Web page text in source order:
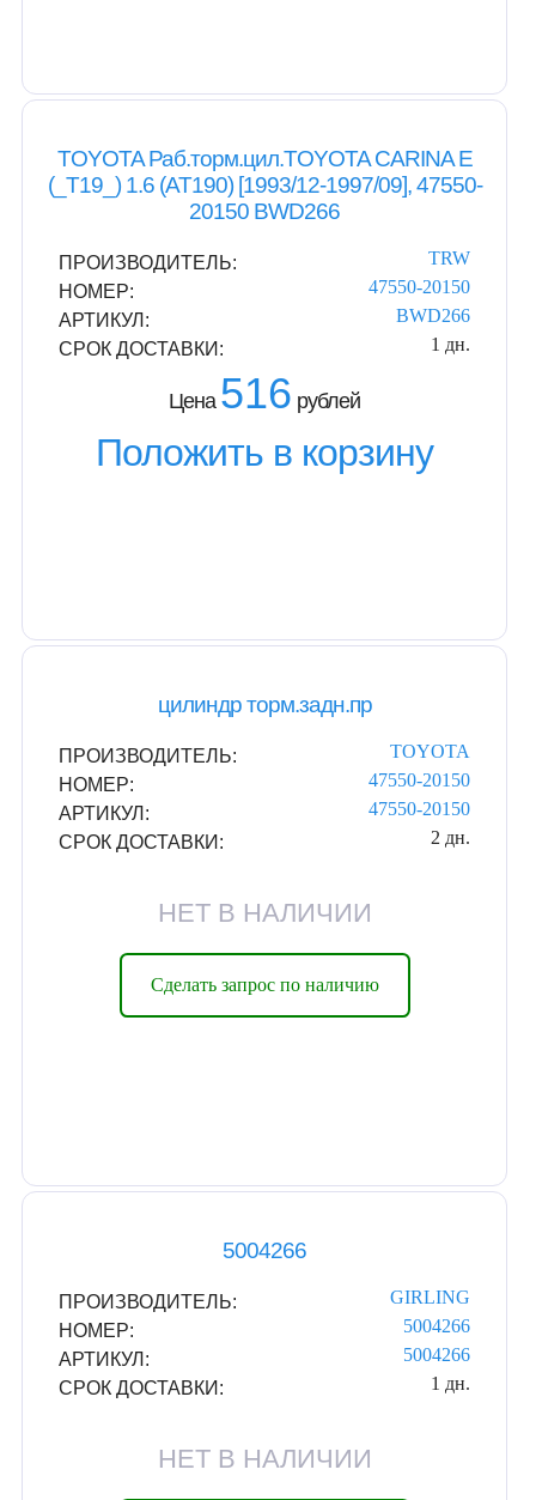
TOYOTA Раб.торм.цил.TOYOTA CARINA E
(_T19_) 1.6 (AT190) [1993/12-1997/09], 47550-
20150 BWD266
ПРОИЗВОДИТЕЛЬ:
TRW
НОМЕР:
47550-20150
АРТИКУЛ:
BWD266
СРОК ДОСТАВКИ:
1 дн.
Цена 516 рублей
Положить в корзину
цилиндр торм.задн.пр
ПРОИЗВОДИТЕЛЬ:
TOYOTA
НОМЕР:
47550-20150
АРТИКУЛ:
47550-20150
СРОК ДОСТАВКИ:
2 дн.
НЕТ В НАЛИЧИИ
Сделать запрос по наличию
5004266
ПРОИЗВОДИТЕЛЬ:
GIRLING
НОМЕР:
5004266
АРТИКУЛ:
5004266
СРОК ДОСТАВКИ:
1 дн.
НЕТ В НАЛИЧИИ